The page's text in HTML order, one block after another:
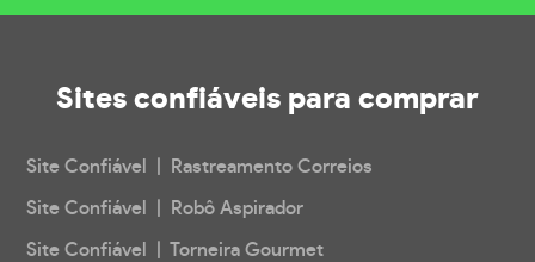
Sites confiáveis para comprar
Site Confiável | Rastreamento Correios
Site Confiável | Robô Aspirador
Site Confiável | Torneira Gourmet